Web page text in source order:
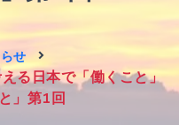
せ
る日本で「働くこと」
」第1回